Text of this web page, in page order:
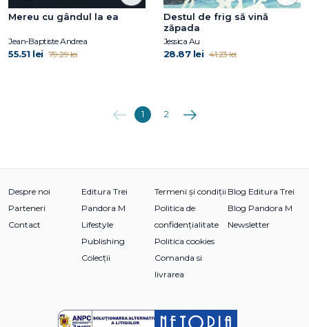
Mereu cu gândul la ea
Jean‑Baptiste Andrea
55.51 lei 79.29 lei
Destul de frig să vină
zăpada
Jessica Au
28.87 lei 41.23 lei
Anterioara
1 2 Următoarea
Despre noi
Parteneri
Contact
Editura Trei
Pandora M
Lifestyle
Publishing
Colecții
Termeni și condiții
Politica de
confidențialitate
Politica cookies
Comanda si
livrarea
Blog Editura Trei
Blog Pandora M
Newsletter